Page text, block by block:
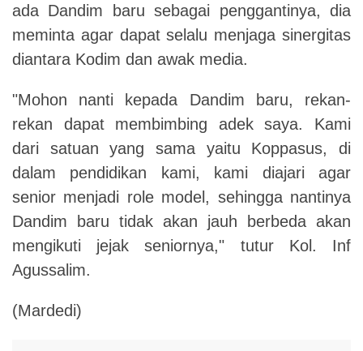
ada Dandim baru sebagai penggantinya, dia
meminta agar dapat selalu menjaga sinergitas
diantara Kodim dan awak media.
"Mohon nanti kepada Dandim baru, rekan-
rekan dapat membimbing adek saya. Kami
dari satuan yang sama yaitu Koppasus, di
dalam pendidikan kami, kami diajari agar
senior menjadi role model, sehingga nantinya
Dandim baru tidak akan jauh berbeda akan
mengikuti jejak seniornya," tutur Kol. Inf
Agussalim.
(Mardedi)